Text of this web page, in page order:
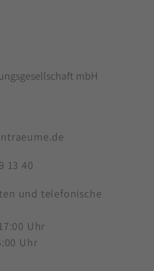
mbH
13 40
und telefonische
Uhr
Uhr